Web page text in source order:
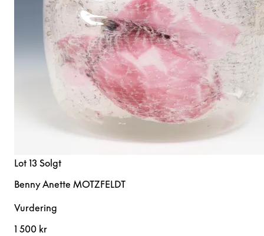
Lot 13 Solgt
Benny Anette MOTZFELDT
Vurdering
1 500 kr